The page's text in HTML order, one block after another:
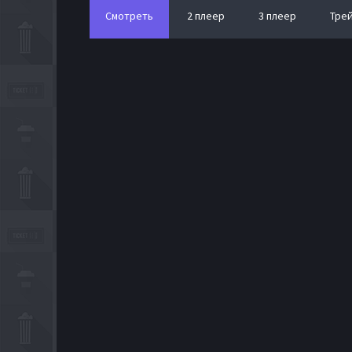
Смотреть 2 плеер 3 плеер